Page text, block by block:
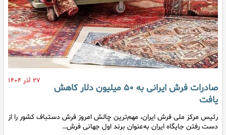
۲۷ آذر ۱۴۰۴
صادرات فرش ایرانی به ۵۰ میلیون دلار کاهش
یافت
رئیس مرکز ملی فرش ایران، مهم‌ترین چالش امروز فرش دستباف کشور را از
دست رفتن جایگاه ایران به‌عنوان برند اول جهانی فرش…